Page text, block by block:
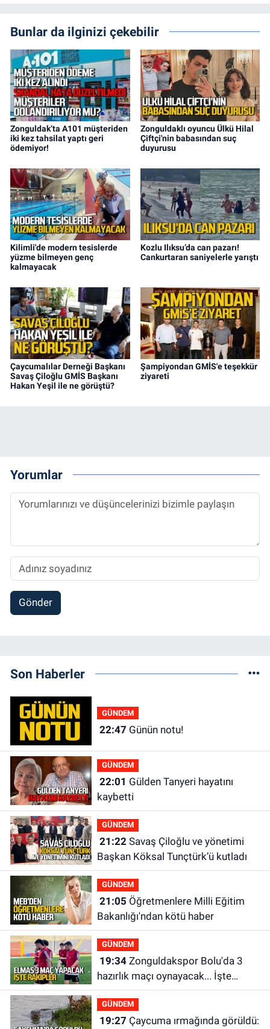
Bunlar da ilginizi çekebilir
Zonguldak’ta A101 müşteriden
iki kez tahsilat yaptı geri
ödemiyor!
Zonguldaklı oyuncu Ülkü Hilal
Çiftçi'nin babasından suç
duyurusu
Kilimli'de modern tesislerde
yüzme bilmeyen genç
kalmayacak
Kozlu Ilıksu’da can pazarı!
Cankurtaran saniyelerle yarıştı
Çaycumalılar Derneği Başkanı
Savaş Çiloğlu GMİS Başkanı
Hakan Yeşil ile ne görüştü?
Şampiyondan GMİS'e teşekkür
ziyareti
Yorumlar
Gönder
Son Haberler
GÜNDEM
22:47 Günün notu!
GÜNDEM
22:01
kaybetti
GÜNDEM
21:22Savaş Çiloğlu ve yönetimi
Başkan Köksal Tunçtürk’ü kutladı
GÜNDEM
21:05
Bakanlığı'ndan kötü haber
GÜNDEM
19:34Zonguldakspor Bolu'da 3
hazırlık maçı oynayacak... İşte
rakipler...
GÜNDEM
19:27